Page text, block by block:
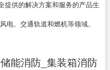
提供的解决方案和服务的产品生
电、交通轨道和燃机等领域。
能消防_集装箱消防